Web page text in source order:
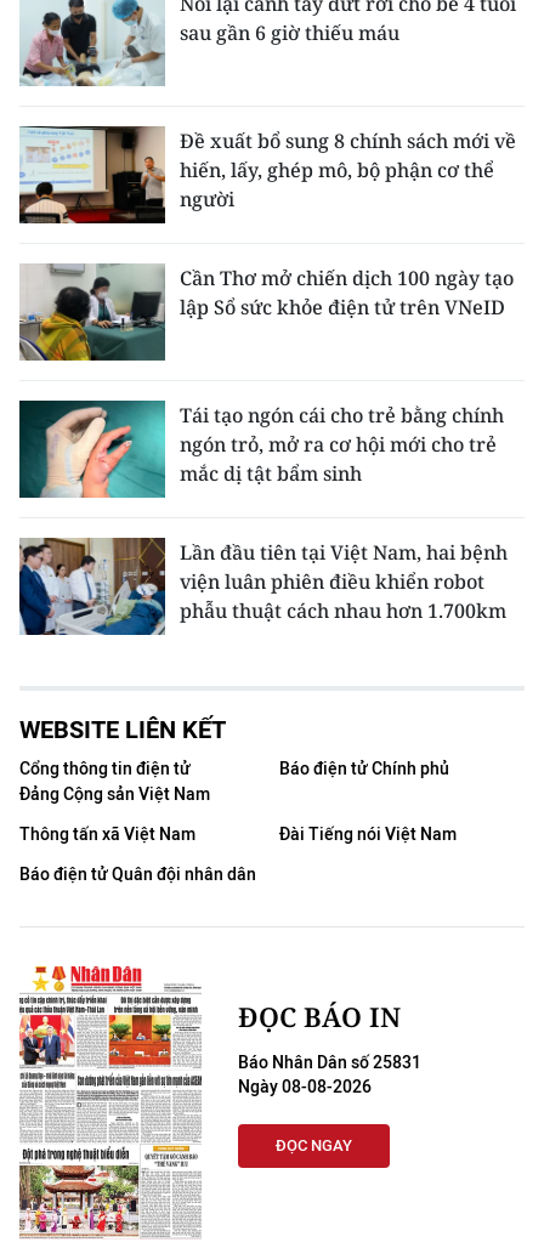
sau gần 6 giờ thiếu máu
Đề xuất bổ sung 8 chính sách mới về
hiến, lấy, ghép mô, bộ phận cơ thể
người
Cần Thơ mở chiến dịch 100 ngày tạo
lập Sổ sức khỏe điện tử trên VNeID
Tái tạo ngón cái cho trẻ bằng chính
ngón trỏ, mở ra cơ hội mới cho trẻ
mắc dị tật bẩm sinh
Lần đầu tiên tại Việt Nam, hai bệnh
viện luân phiên điều khiển robot
phẫu thuật cách nhau hơn 1.700km
WEBSITE LIÊN KẾT
Cổng thông tin điện tử
Đảng Cộng sản Việt Nam
Báo điện tử Chính phủ
Thông tấn xã Việt Nam
Đài Tiếng nói Việt Nam
Báo điện tử Quân đội nhân dân
ĐỌC BÁO IN
Báo Nhân Dân số 25831
Ngày 08-08-2026
ĐỌC NGAY